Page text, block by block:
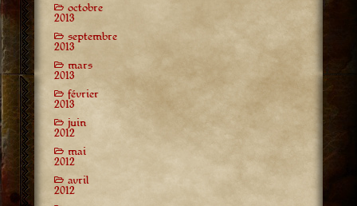
octobre
2013
septembre
2013
mars
2013
février
2013
juin
2012
mai
2012
avril
2012